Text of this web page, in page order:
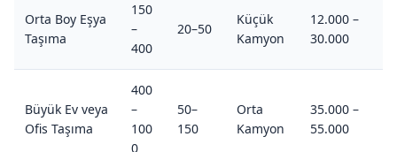
Orta Boy Eşya
Taşıma
150
–
400
20–50
Küçük
Kamyon
12.000 –
30.000
Büyük Ev veya
Ofis Taşıma
400
–
100
0
50–
150
Orta
Kamyon
35.000 –
55.000